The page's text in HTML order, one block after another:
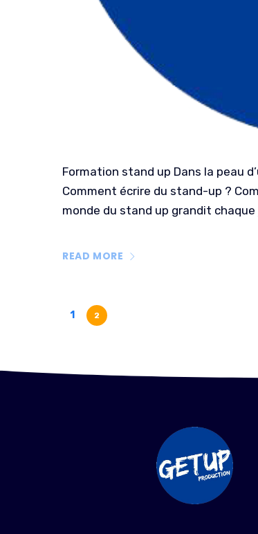
Formation stand up Dans la peau
Comment écrire du stand-up ?
monde du stand up grandit chaque
READ MORE
1 2